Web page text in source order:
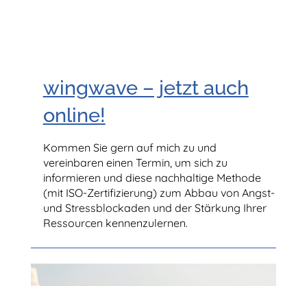
wingwave – jetzt auch
online!
Kommen Sie gern auf mich zu und
vereinbaren einen Termin, um sich zu
informieren und diese nachhaltige Methode
(mit ISO-Zertifizierung) zum Abbau von Angst-
und Stressblockaden und der Stärkung Ihrer
Ressourcen kennenzulernen.